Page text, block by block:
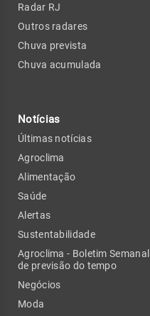
Radar RJ
Outros radares
Chuva prevista
Chuva acumulada
Notícias
Últimas notícias
Agroclima
Alimentação
Saúde
Alertas
Sustentabilidade
Agroclima - Boletim Semanal
de previsão do tempo
Negócios
Moda